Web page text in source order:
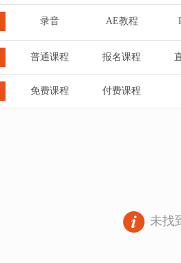
录音 AE教程
普通课程 报名课程
免费课程 付费课程
未找